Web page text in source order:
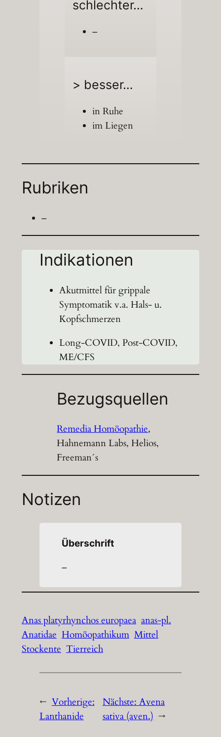
schlechter…
–
> besser…
in Ruhe
im Liegen
Rubriken
–
Indikationen
Akutmittel für grippale
Symptomatik v.a. Hals- u.
Kopfschmerzen
Long-COVID, Post-COVID,
ME/CFS
Bezugsquellen
Remedia Homöopathie,
Hahnemann Labs, Helios,
Freeman´s
Notizen
Überschrift
–
Anas platyrhynchos europaea anas-pl.
Anatidae Homöopathikum Mittel
Stockente Tierreich
← Vorherige:
Lanthanide
Nächste:Avena
sativa (aven.) →